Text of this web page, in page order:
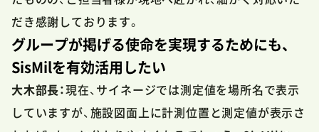
だき感謝しております。
グループが掲げる使命を実現するためにも、
SisMilを有効活用したい
大木部長：現在、サイネージでは測定値を場所名で表示
していますが、施設図面上に計測位置と測定値が表示さ